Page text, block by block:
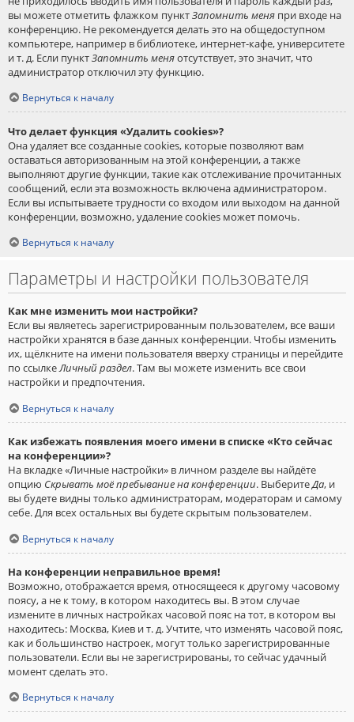
вы можете отметить флажком пунктЗапомнить меня при входе на
конференцию. Не рекомендуется делать это на общедоступном
компьютере, например в библиотеке, интернет-кафе, университете
и т. д. Если пунктЗапомнить меняотсутствует, это значит, что
администратор отключил эту функцию.
Вернуться к началу
Что делает функция «Удалить cookies»?
Она удаляет все созданные cookies, которые позволяют вам
оставаться авторизованным на этой конференции, а также
выполняют другие функции, такие как отслеживание прочитанных
сообщений, если эта возможность включена администратором.
Если вы испытываете трудности со входом или выходом на данной
конференции, возможно, удаление cookies может помочь.
Вернуться к началу
Параметры и настройки пользователя
Как мне изменить мои настройки?
Если вы являетесь зарегистрированным пользователем, все ваши
настройки хранятся в базе данных конференции. Чтобы изменить
их, щёлкните на имени пользователя вверху страницы и перейдите
по ссылкеЛичный раздел. Там вы можете изменить все свои
настройки и предпочтения.
Вернуться к началу
Как избежать появления моего имени в списке «Кто сейчас
на конференции»?
На вкладке «Личные настройки» в личном разделе вы найдёте
опцию Скрывать моё пребывание на конференции. ВыберитеДа, и
вы будете видны только администраторам, модераторам и самому
себе. Для всех остальных вы будете скрытым пользователем.
Вернуться к началу
На конференции неправильное время!
Возможно, отображается время, относящееся к другому часовому
поясу, а не к тому, в котором находитесь вы. В этом случае
измените в личных настройках часовой пояс на тот, в котором вы
находитесь: Москва, Киев и т. д. Учтите, что изменять часовой пояс,
как и большинство настроек, могут только зарегистрированные
пользователи. Если вы не зарегистрированы, то сейчас удачный
момент сделать это.
Вернуться к началу